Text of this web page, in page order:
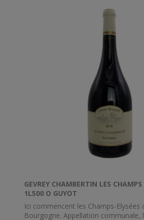
GEVREY CHAMBERTIN LES
1L500 O GUYOT
Ici commencent les Champs-Elysées
Bourgogne. Appellation communale,